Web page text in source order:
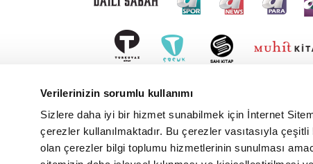
Verilerinizin sorumlu kullanımı
Sizlere daha iyi bir hizmet sunabilmek için İnternet
çerezler kullanılmaktadır. Bu çerezler vasıtasıyla
olan çerezler bilgi toplumu hizmetlerinin sunulması